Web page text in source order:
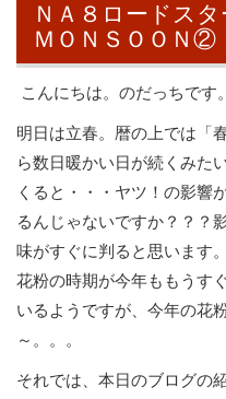
ＮＡ８ロードス
ＭＯＮＳＯＯＮ②
こんにちは。のだっちです。
明日は立春。暦の上では「
ら数日暖かい日が続くみた
くると・・・ヤツ！の影響
るんじゃないですか？？？
味がすぐに判ると思います
花粉の時期が今年ももうす
いるようですが、今年の花
～。。。
それでは、本日のブログの